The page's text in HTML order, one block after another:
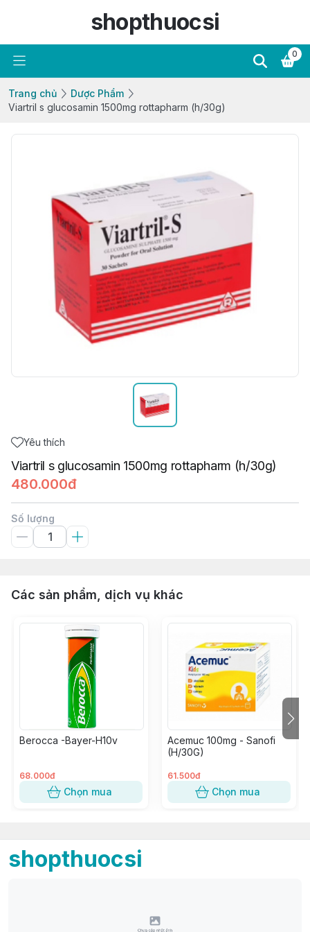
shopthuocsi
0
Trang chủ
Dược Phẩm
Viartril s glucosamin 1500mg rottapharm (h/30g)
Yêu thích
Viartril s glucosamin 1500mg rottapharm (h/30g)
480.000đ
Số lượng
Các sản phẩm, dịch vụ khác
Berocca -Bayer-H10v
68.000đ
Chọn mua
Acemuc 100mg - Sanofi
(H/30G)
61.500đ
Chọn mua
shopthuocsi